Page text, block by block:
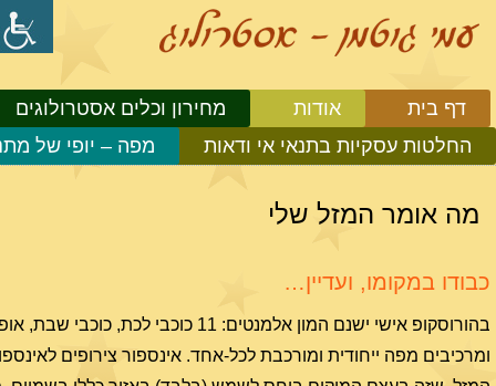
דף בית אודות
מחירון וכלים אסטרולוגים
החלטות עסקיות בתנאי אי ודאות
מפה – יופי של
מה אומר המזל שלי
כבודו במקומו, ועדיין…
בהורוסקופ אישי ישנם המון